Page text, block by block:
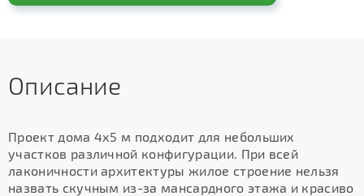
Описание
Проект дома 4х5 м подходит для небольших
участков различной конфигурации. При всей
лаконичности архитектуры жилое строение нельзя
назвать скучным из-за мансардного этажа и красиво